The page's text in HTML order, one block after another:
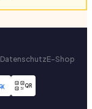
DatenschutzE-Shop
QR